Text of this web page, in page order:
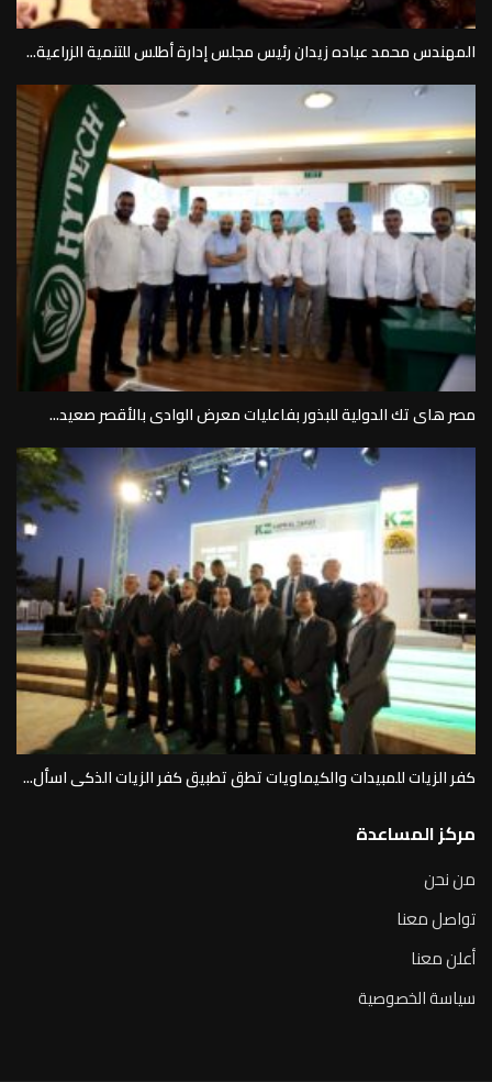
المهندس محمد عباده زيدان رئيس مجلس إدارة أطلس للتنمية الزراعية...
مصر هاى تك الدولية للبذور بفاعليات معرض الوادى بالأقصر صعيد...
كفر الزيات للمبيدات والكيماويات تطق تطبيق كفر الزيات الذكى اسأل...
مركز المساعدة
من نحن
تواصل معنا
أعلن معنا
سياسة الخصوصية